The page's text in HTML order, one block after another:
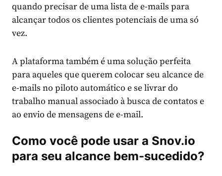
quando precisar de uma lista de e-mails para
alcançar todos os clientes potenciais de uma só
vez.
A plataforma também é uma solução perfeita
para aqueles que querem colocar seu alcance de
e-mails no piloto automático e se livrar do
trabalho manual associado à busca de contatos e
ao envio de mensagens de e-mail.
Como você pode usar a Snov.io
para seu alcance bem-sucedido?